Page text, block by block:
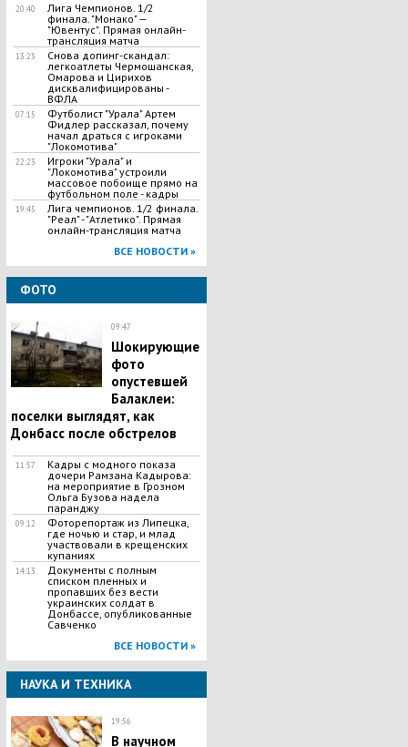
20:40
Лига Чемпионов. 1/2
финала. "Монако" —
"Ювентус". Прямая онлайн-
трансляция матча
13:23
Снова допинг-скандал:
легкоатлеты Чермошанская,
Омарова и Цирихов
дисквалифицированы -
ВФЛА
07:15
Футболист "Урала" Артем
Фидлер рассказал, почему
начал драться с игроками
"Локомотива"
22:23
Игроки "Урала" и
"Локомотива" устроили
массовое побоище прямо на
футбольном поле - кадры
19:45
Лига чемпионов. 1/2 финала.
"Реал" - "Атлетико". Прямая
онлайн-трансляция матча
ВСЕ НОВОСТИ »
ФОТО
09:47
Шокирующие
фото
опустевшей
Балаклеи:
поселки выглядят, как
Донбасс после обстрелов
11:57
Кадры с модного показа
дочери Рамзана Кадырова:
на мероприятие в Грозном
Ольга Бузова надела
паранджу
09:12
Фоторепортаж из Липецка,
где ночью и стар, и млад
участвовали в крещенских
купаниях
14:13
Документы с полным
списком пленных и
пропавших без вести
украинских солдат в
Донбассе, опубликованные
Савченко
ВСЕ НОВОСТИ »
НАУКА И ТЕХНИКА
19:56
В научном